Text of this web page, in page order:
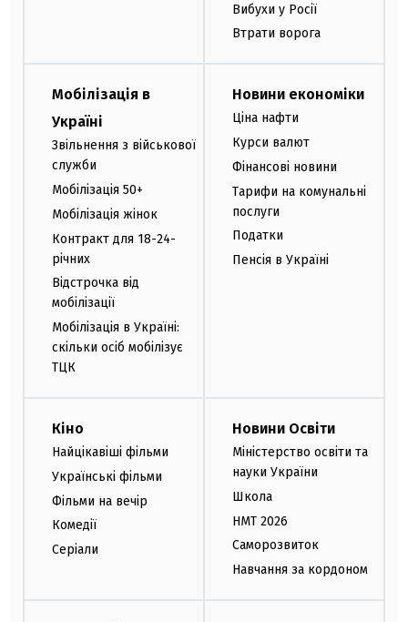
Вибухи у Росії
Втрати ворога
Мобілізація в
Україні
Звільнення з військової
служби
Мобілізація 50+
Мобілізація жінок
Контракт для 18-24-
річних
Відстрочка від
мобілізації
Мобілізація в Україні:
скільки осіб мобілізує
ТЦК
Новини економіки
Ціна нафти
Курси валют
Фінансові новини
Тарифи на комунальні
послуги
Податки
Пенсія в Україні
Кіно
Найцікавіші фільми
Українські фільми
Фільми на вечір
Комедії
Серіали
Новини Освіти
Міністерство освіти та
науки України
Школа
НМТ 2026
Саморозвиток
Навчання за кордоном